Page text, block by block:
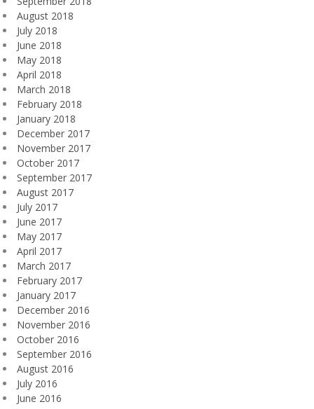
August 2018
July 2018
June 2018
May 2018
April 2018
March 2018
February 2018
January 2018
December 2017
November 2017
October 2017
September 2017
August 2017
July 2017
June 2017
May 2017
April 2017
March 2017
February 2017
January 2017
December 2016
November 2016
October 2016
September 2016
August 2016
July 2016
June 2016